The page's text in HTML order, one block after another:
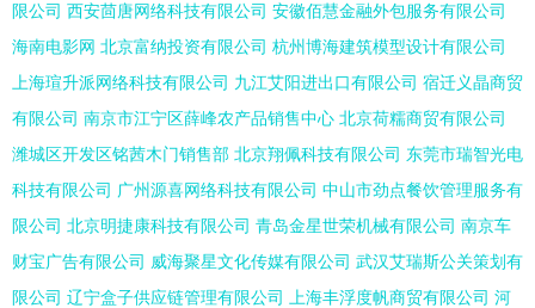
限公司 西安茴唐网络科技有限公司 安徽佰慧金融外包服务有限公司
海南电影网 北京富纳投资有限公司 杭州博海建筑模型设计有限公司
上海瑄升派网络科技有限公司 九江艾阳进出口有限公司 宿迁义晶商贸
有限公司 南京市江宁区薛峰农产品销售中心 北京荷糯商贸有限公司
潍城区开发区铭茜木门销售部 北京翔佩科技有限公司 东莞市瑞智光电
科技有限公司 广州源喜网络科技有限公司 中山市劲点餐饮管理服务有
限公司 北京明捷康科技有限公司 青岛金星世荣机械有限公司 南京车
财宝广告有限公司 威海聚星文化传媒有限公司 武汉艾瑞斯公关策划有
限公司 辽宁盒子供应链管理有限公司 上海丰浮度帆商贸有限公司 河